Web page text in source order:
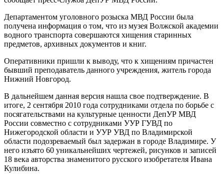
Департаментом уголовного розыска МВД России была
получена информация о том, что из музея Волжской академии
водного транспорта совершаются хищения старинных
предметов, архивных документов и книг.
Оперативники пришли к выводу, что к хищениям причастен
бывший преподаватель данного учреждения, житель города
Нижний Новгород.
В дальнейшем данная версия нашла свое подтверждение. В
итоге, 2 сентября 2010 года сотрудниками отдела по борьбе с
посягательствами на культурные ценности ДепУР МВД
России совместно с сотрудниками УУР ГУВД по
Нижегородской области и УУР УВД по Владимирской
области подозреваемый был задержан в городе Владимире. У
него изъято 60 уникальнейших чертежей, рисунков и записей
18 века авторства знаменитого русского изобретателя Ивана
Кулибина.